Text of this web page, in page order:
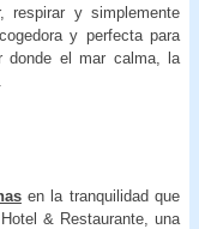
respirar y simplemente
y perfecta para
donde el mar calma, la
en la tranquilidad que
& Restaurante, una